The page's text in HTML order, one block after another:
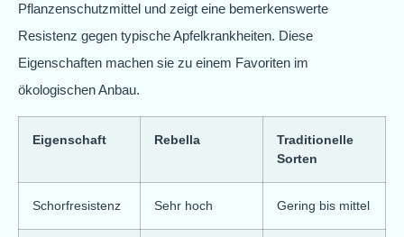
Pflanzenschutzmittel und zeigt eine bemerkenswerte
Resistenz gegen typische Apfelkrankheiten. Diese
Eigenschaften machen sie zu einem Favoriten im
ökologischen Anbau.
Eigenschaft Rebella
Traditionelle
Sorten
Schorfresistenz Sehr hoch Gering bis mittel